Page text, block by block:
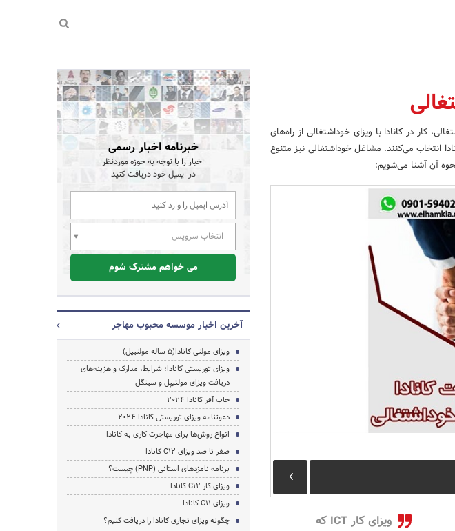
کار در کانادا با ویزای خوداشتغالی از راه‌های
انتخاب می‌کنند. مشاغل خوداشتغالی نیز متنوع
آن آشنا می‌شویم:
ویزای کار ICT که
خبرنامه اخبار رسمی
اخبار را با توجه به حوزه موردنظر
در ایمیل خود دریافت کنید
انتخاب سرویس
می خواهم مشترک شوم
آخرین اخبار موسسه محبوب مهاجر
ویزای مولتی کانادا(5 ساله مولتیپل)
ویزای توریستی کانادا؛ شرایط، مدارک و هزینه‌های
دریافت ویزای مولتیپل و سینگل
جاب آفر کانادا 2024
دعوتنامه ویزای توریستی کانادا 2024
انواع روش‌ها برای مهاجرت کاری به کانادا
صفر تا صد ویزای C12 کانادا
برنامه نامزدهای استانی (PNP) چیست؟
ویزای کار C12 کانادا
ویزای C11 کانادا
چگونه ویزای تجاری کانادا را دریافت کنیم؟